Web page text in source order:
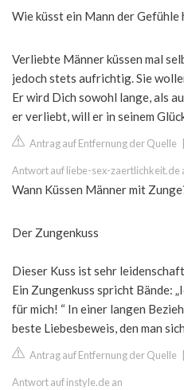
Wie küsst ein Mann der Gefühle
Verliebte Männer küssen mal
jedoch stets aufrichtig. Sie
Er wird Dich sowohl lange, als
er verliebt, will er in seinem
Antrag auf Entfernung der Quelle
Antwort auf liebe-sex-zaertlichkeit.de
Wann Küssen Männer mit
Der Zungenkuss
Dieser Kuss ist sehr
Ein Zungenkuss spricht Bände:
für mich! “ In einer langen
beste Liebesbeweis, den man
Antrag auf Entfernung der Quelle
Antwort auf instyle.de an